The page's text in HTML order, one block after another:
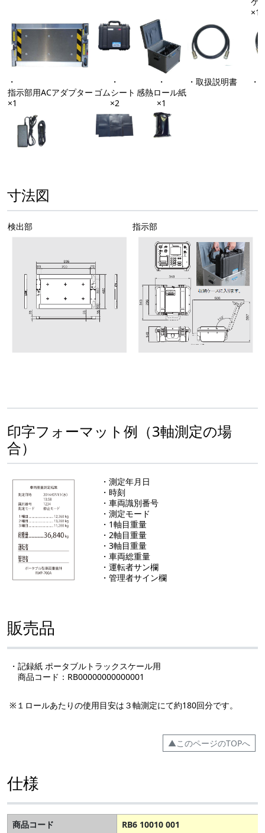
×1
・
指示部用ACアダプター
×1
・
ゴムシート
×2
・
感熱ロール紙
×1
・取扱説明書 ・
寸法図
検出部 指示部
印字フォーマット例（3軸測定の場
合）
・測定年月日
・時刻
・車両識別番号
・測定モード
・1軸目重量
・2軸目重量
・3軸目重量
・車両総重量
・運転者サン欄
・管理者サイン欄
販売品
・記録紙 ポータブルトラックスケール用
商品コード：RB00000000000001
※１ロールあたりの使用目安は３軸測定にて約180回分です。
▲このページのTOPへ
仕様
商品コード
RB6 10010 001